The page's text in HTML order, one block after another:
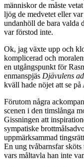
människor de måste
ljög de medvetet eller
undanhöll de bara valda
var förstod inte.
Ok, jag växte upp och
komplicerad och
en utgångspunkt för
enmanspjäs Djävulens
kväll hade nöjet att se
Förutom några
scenen i den timslånga
Gissningen att
sympatiske
uppmärksammad
En ung tvåbarnsfar
vars måltavla han inte